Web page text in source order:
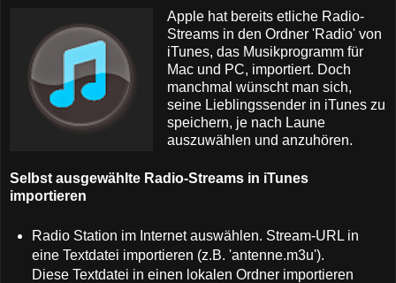
Apple hat bereits etliche Radio-
Streams in den Ordner 'Radio' von
iTunes, das Musikprogramm für
Mac und PC, importiert. Doch
manchmal wünscht man sich,
seine Lieblingssender in iTunes zu
speichern, je nach Laune
auszuwählen und anzuhören.
Selbst ausgewählte Radio-Streams in iTunes
importieren
Radio Station im Internet auswählen. Stream-URL in
eine Textdatei importieren (z.B. 'antenne.m3u').
Diese Textdatei in einen lokalen Ordner importieren